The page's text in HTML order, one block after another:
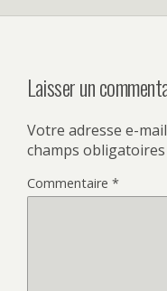
Laisser un
Votre adresse e-
champs
Commentaire *